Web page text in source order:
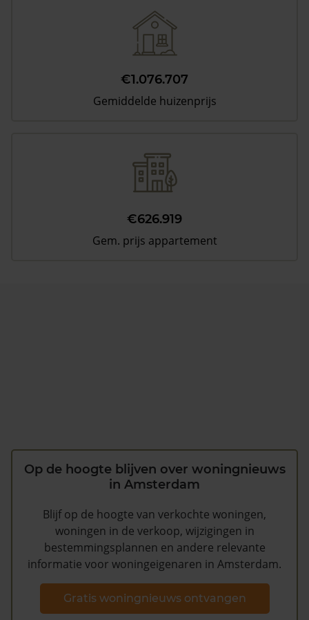
€1.076.707
Gemiddelde huizenprijs
€626.919
Gem. prijs appartement
Op de hoogte blijven over woningnieuws
in Amsterdam
Blijf op de hoogte van verkochte woningen,
woningen in de verkoop, wijzigingen in
bestemmingsplannen en andere relevante
informatie voor woningeigenaren in Amsterdam.
Gratis woningnieuws ontvangen